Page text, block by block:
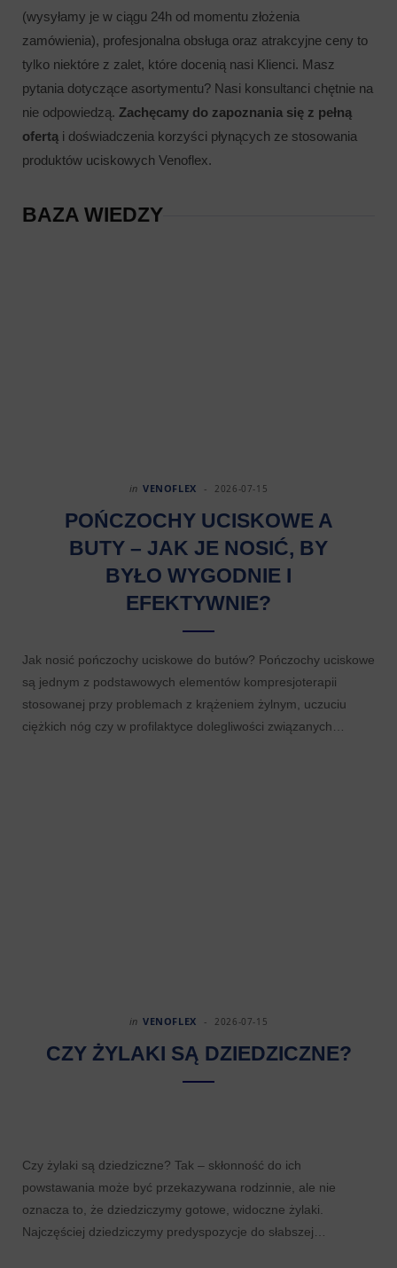
(wysyłamy je w ciągu 24h od momentu złożenia
zamówienia), profesjonalna obsługa oraz atrakcyjne ceny to
tylko niektóre z zalet, które docenią nasi Klienci. Masz
pytania dotyczące asortymentu? Nasi konsultanci chętnie na
nie odpowiedzą. Zachęcamy do zapoznania się z pełną
ofertą i doświadczenia korzyści płynących ze stosowania
produktów uciskowych Venoflex.
BAZA WIEDZY
in VENOFLEX 2026-07-15
POŃCZOCHY UCISKOWE A
BUTY – JAK JE NOSIĆ, BY
BYŁO WYGODNIE I
EFEKTYWNIE?
Jak nosić pończochy uciskowe do butów? Pończochy uciskowe
są jednym z podstawowych elementów kompresjoterapii
stosowanej przy problemach z krążeniem żylnym, uczuciu
ciężkich nóg czy w profilaktyce dolegliwości związanych…
in VENOFLEX 2026-07-15
CZY ŻYLAKI SĄ DZIEDZICZNE?
Czy żylaki są dziedziczne? Tak – skłonność do ich
powstawania może być przekazywana rodzinnie, ale nie
oznacza to, że dziedziczymy gotowe, widoczne żylaki.
Najczęściej dziedziczymy predyspozycje do słabszej…